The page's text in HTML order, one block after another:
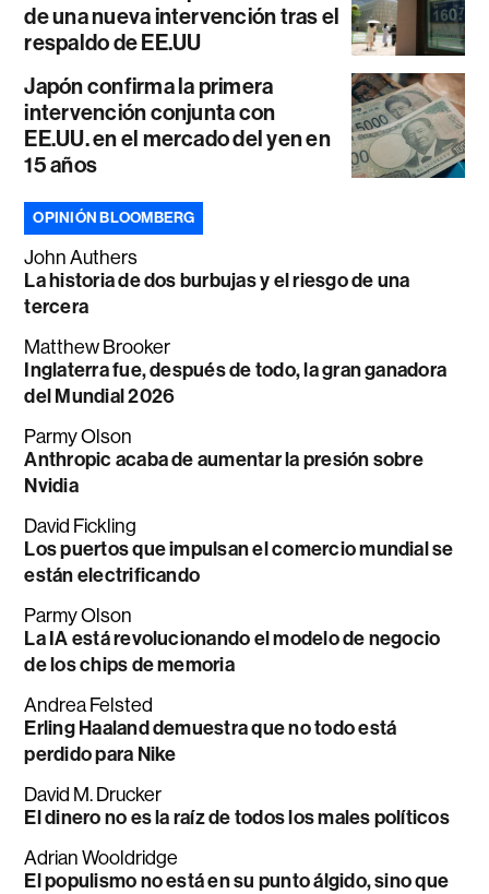
de una nueva intervención tras el
respaldo de EE.UU
Japón confirma la primera
intervención conjunta con
EE.UU. en el mercado del yen en
15 años
OPINIÓN BLOOMBERG
John Authers
La historia de dos burbujas y el riesgo de una
tercera
Matthew Brooker
Inglaterra fue, después de todo, la gran ganadora
del Mundial 2026
Parmy Olson
Anthropic acaba de aumentar la presión sobre
Nvidia
David Fickling
Los puertos que impulsan el comercio mundial se
están electrificando
Parmy Olson
La IA está revolucionando el modelo de negocio
de los chips de memoria
Andrea Felsted
Erling Haaland demuestra que no todo está
perdido para Nike
David M. Drucker
El dinero no es la raíz de todos los males políticos
Adrian Wooldridge
El populismo no está en su punto álgido, sino que